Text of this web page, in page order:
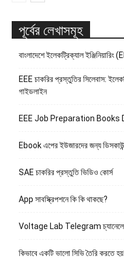
পূর্বের লেখাসমূহ
বাংলাদেশে ইলেকট্রিক্যাল
EEE চাকরির প্রস্তুতির সিলেবাস:
গাইডলাইন
EEE Job Preparation Books
Ebook এপের ইউজারদের জন্য
SAE চাকরির প্রস্তুতি ভিডিও কোর্স
App সাবস্ক্রিপশনে কি কি থাকছে?
Voltage Lab Telegram চ্যানেলে
কিভাবে একটি ভালো সিভি তৈরি করতে